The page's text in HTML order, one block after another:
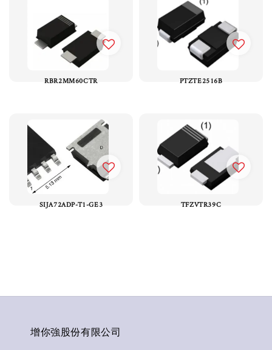
RBR2MM60CTR PTZTE2516B
SIJA72ADP-T1-GE3 TFZVTR39C
增你強股份有限公司